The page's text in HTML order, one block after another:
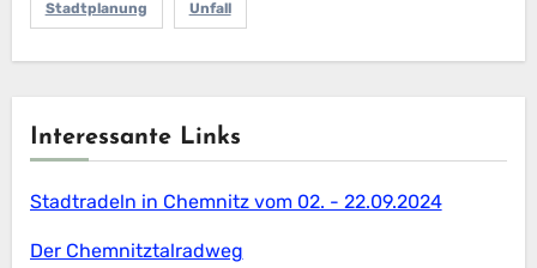
Stadtplanung Unfall
Interessante Links
Stadtradeln in Chemnitz vom 02. - 22.09.2024
Der Chemnitztalradweg